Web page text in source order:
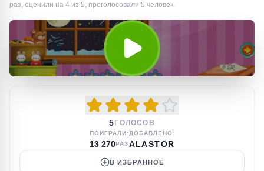
раз, оценили на 4 из 5, проголосовали 5 человек.
5 ГОЛОСОВ
ПОИГРАЛИ:
13 270РАЗ
ДОБАВЛЕНО:
ALASTOR
В ИЗБРАННОЕ